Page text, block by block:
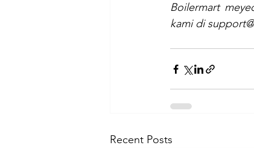
Boilermart
kami di
Recent Posts